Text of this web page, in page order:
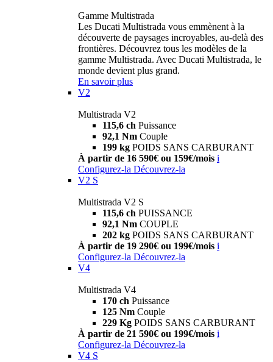
Gamme Multistrada
Les Ducati Multistrada vous emmènent à la
découverte de paysages incroyables, au-delà des
frontières. Découvrez tous les modèles de la
gamme Multistrada. Avec Ducati Multistrada, le
monde devient plus grand.
En savoir plus
V2
Multistrada V2
115,6 ch Puissance
92,1 Nm Couple
199 kg POIDS SANS CARBURANT
À partir de 16 590€ ou 159€/mois i
Configurez-la Découvrez-la
V2 S
Multistrada V2 S
115,6 ch PUISSANCE
92,1 Nm COUPLE
202 kg POIDS SANS CARBURANT
À partir de 19 290€ ou 199€/mois i
Configurez-la Découvrez-la
V4
Multistrada V4
170 ch Puissance
125 Nm Couple
229 Kg POIDS SANS CARBURANT
À partir de 21 590€ ou 199€/mois i
Configurez-la Découvrez-la
V4 S